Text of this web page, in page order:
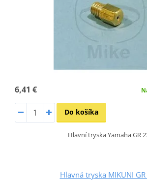
6,41 €
Do košíka
Hlavní tryska Yamaha GR
Hlavná tryska MIKUNI